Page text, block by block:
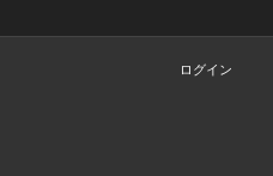
ログイン